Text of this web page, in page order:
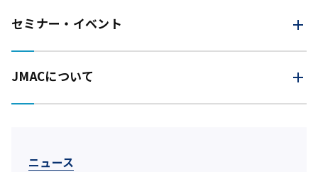
セミナー・イベント
JMACについて
ニュース